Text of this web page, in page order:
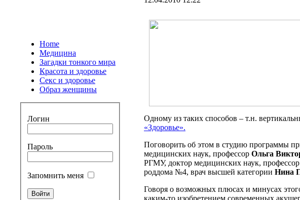
Home
Медицина
Загадки тонкого мира
Красота и здоровье
Секс и здоровье
Образ женщины
Логин
Пароль
Запомнить меня
Одному из таких способов – т.н.
«Здоровье».
Поговорить об этом в студию программы
медицинских наук, профессор Ольга
РГМУ, доктор медицинских наук, профессор
роддома №4, врач высшей категории Нина
Говоря о возможных плюсах и минусах
каким-то изобретением современных